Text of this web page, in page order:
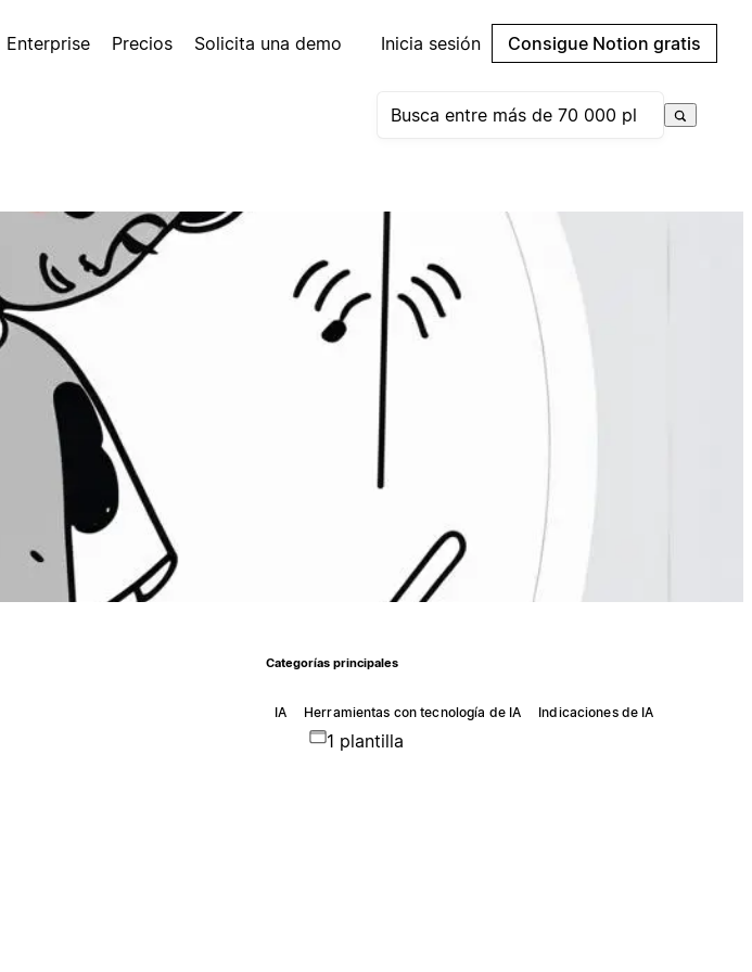
Enterprise Precios Solicita una demo Inicia sesión Consigue Notion gratis
Categorías principales
IA Herramientas con tecnología de IA Indicaciones de IA
1 plantilla